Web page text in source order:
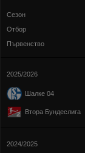
Сезон
Отбор
Първенство
2025/2026
Шалке 04
Втора Бундеслига
2024/2025